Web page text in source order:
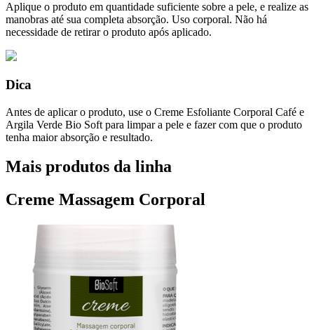
Aplique o produto em quantidade suficiente sobre a pele, e realize as
manobras até sua completa absorção. Uso corporal. Não há
necessidade de retirar o produto após aplicado.
Dica
Antes de aplicar o produto, use o Creme Esfoliante Corporal Café e
Argila Verde Bio Soft para limpar a pele e fazer com que o produto
tenha maior absorção e resultado.
Mais produtos da linha
Creme Massagem Corporal